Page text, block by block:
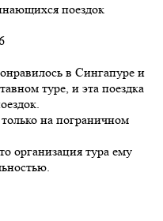
поездок
в Сингапуре и
туре, и эта поездка
на пограничном
организация тура ему